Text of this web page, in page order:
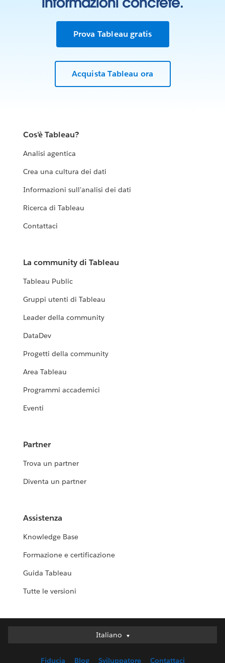
Prova Tableau gratis
Acquista Tableau ora
Cos'è Tableau?
Analisi agentica
Crea una cultura dei dati
Informazioni sull'analisi dei dati
Ricerca di Tableau
Contattaci
La community di Tableau
Tableau Public
Gruppi utenti di Tableau
Leader della community
DataDev
Progetti della community
Area Tableau
Programmi accademici
Eventi
Partner
Trova un partner
Diventa un partner
Assistenza
Knowledge Base
Formazione e certificazione
Guida Tableau
Tutte le versioni
Italiano
Italiano
Fiducia Blog Sviluppatore Contattaci